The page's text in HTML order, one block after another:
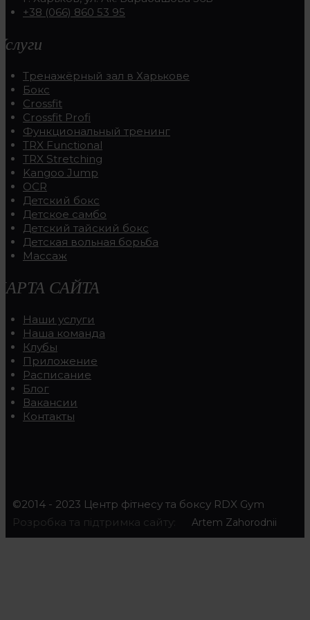
+38 (066) 860 53 95
Тренажёрный зал в Харькове
Бокс
Crossfit
Crossfit Profi
Функциональный тренинг
TRX Functional
TRX Stretching
Kangoo Jump
OCR
Детский бокс
Детское самбо
Детский тайский бокс
Детская вольная борьба
Массаж
САЙТА
Наши услуги
Наша команда
Клубы
Приложение
Расписание
Блог
Вакансии
Контакты
©2014 - 2023 Центр фітнесу та боксу RDX Gym
Розробка та підтримка сайту:
Artem Zahorodnii